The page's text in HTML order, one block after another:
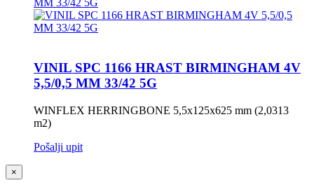
VINIL SPC 1166 HRAST BIRMINGHAM 4V
5,5/0,5 MM 33/42 5G
WINFLEX HERRINGBONE 5,5x125x625 mm (2,0313
m2)
Pošalji upit
×